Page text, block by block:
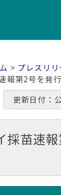
> プレスリリ
報第2号を発行
更新日付：
採苗速